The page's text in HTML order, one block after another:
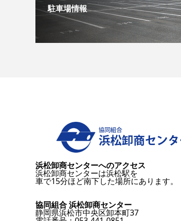
駐車場情報
浜松卸商センターへのアクセス
浜松卸商センターは浜松駅を
車で15分ほど南下した場所にあります。
協同組合 浜松卸商センター
静岡県浜松市中央区卸本町37